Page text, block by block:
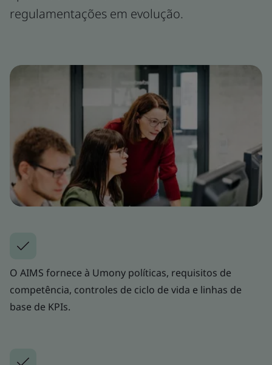
regulamentações em evolução.
O AIMS fornece à Umony políticas, requisitos de
competência, controles de ciclo de vida e linhas de
base de KPIs.